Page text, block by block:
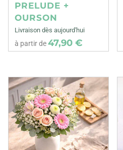
PRELUDE +
OURSON
Livraison dès aujourd'hui
à partir de47,90 €